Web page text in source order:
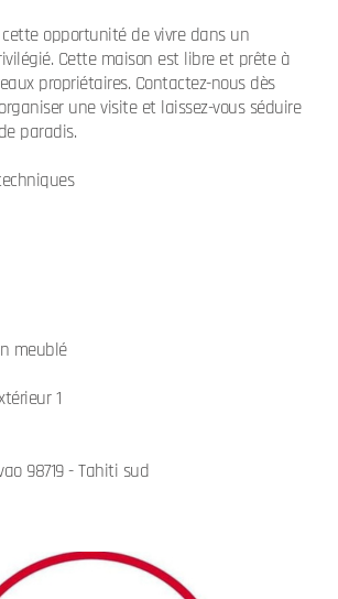
opportunité de vivre dans un
Cette maison est libre et prête à
propriétaires. Contactez-nous dès
une visite et laissez-vous séduire
paradis.
meublé
1
98719 - Tahiti sud